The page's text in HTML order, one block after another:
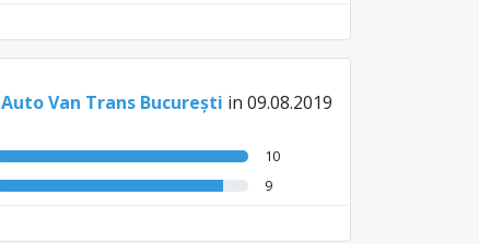
Auto Van Trans București in 09.08.2019
10
9